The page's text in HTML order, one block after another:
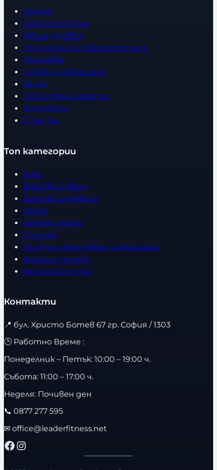
Начало
Нови продукти
Общи условия
Политика за поверителност
Доставка
Условия за връщане
За нас
Оборудвани обекти
Контакти
Статии
Топ категории
Бокс
Боксови чували
Боксови ръкавици
Дрехи
Детски дрехи
Суичъри
Фитнес оборудване и аксесоари
Бягащи пътеки
Велоергометри
Контакти
📍 бул. Христо Ботев 67 гр. София / 1303
🕒 Работно Време :
Понеделник – Петък: 10:00 – 19:00 ч.
Събота: 11:00 – 17:00 ч.
Неделя: Почивен ден
📞 0877 277 595
✉ office@leaderfitness.net
Facebook Instagram